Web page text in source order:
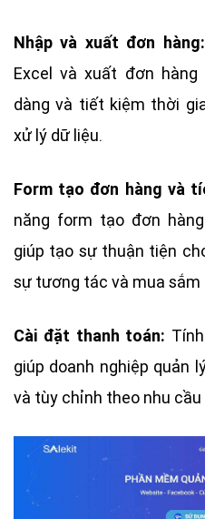
Nhập và xuất đơn
Excel và xuất đơn
dàng và tiết kiệm thời
xử lý dữ liệu.
Form tạo đơn hàng và
năng form tạo đơn
giúp tạo sự thuận tiện
sự tương tác và mua sắm
Cài đặt thanh toán:
giúp doanh nghiệp quản
và tùy chỉnh theo nhu